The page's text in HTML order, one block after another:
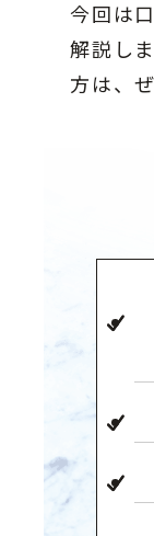
今回は
解説し
方は、